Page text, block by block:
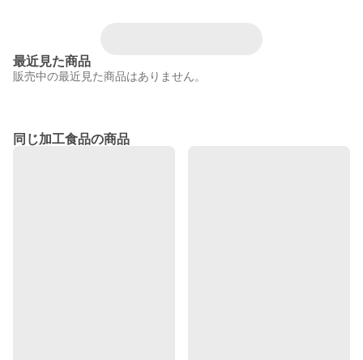
最近見た商品
販売中の最近見た商品はありません。
同じ加工食品の商品